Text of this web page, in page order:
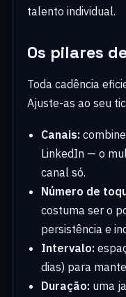
talento individual.
Os pilares
Toda cadência
Ajuste-as ao seu
Canais:
LinkedIn — o
canal só.
Número de
costuma ser o
persistência e
Intervalo:
dias) para
Duração: uma